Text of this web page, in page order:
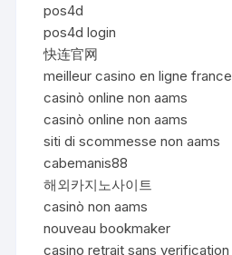
pos4d
pos4d login
快连官网
meilleur casino en ligne france
casinò online non aams
casinò online non aams
siti di scommesse non aams
cabemanis88
해외카지노사이트
casinò non aams
nouveau bookmaker
casino retrait sans verification